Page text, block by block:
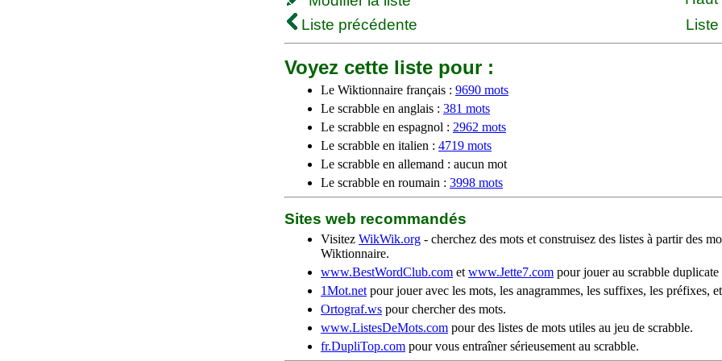
Liste précédente
Voyez cette liste pour :
Le Wiktionnaire français : 9690 mots
Le scrabble en anglais : 381 mots
Le scrabble en espagnol : 2962 mots
Le scrabble en italien : 4719 mots
Le scrabble en allemand : aucun mot
Le scrabble en roumain : 3998 mots
Sites web recommandés
Visitez WikWik.org - cherchez des mots et construisez des listes à partir des
Wiktionnaire.
www.BestWordClub.com et www.Jette7.com pour jouer au scrabble
1Mot.net pour jouer avec les mots, les anagrammes, les suffixes, les préfixes,
Ortograf.ws pour chercher des mots.
www.ListesDeMots.com pour des listes de mots utiles au jeu de scrabble.
fr.DupliTop.com pour vous entraîner sérieusement au scrabble.